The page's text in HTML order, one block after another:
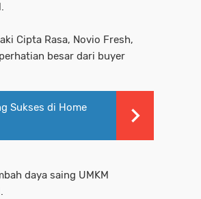
Cipta Rasa, Novio Fresh,
besar dari buyer
Sukses di Home
daya saing UMKM